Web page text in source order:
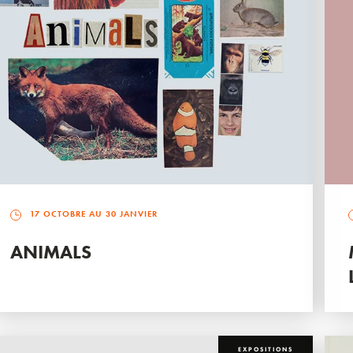
17 OCTOBRE AU 30 JANVIER
ANIMALS
EXPOSITIONS